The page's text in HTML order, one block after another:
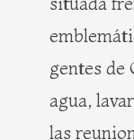
gentes de
agua,
las